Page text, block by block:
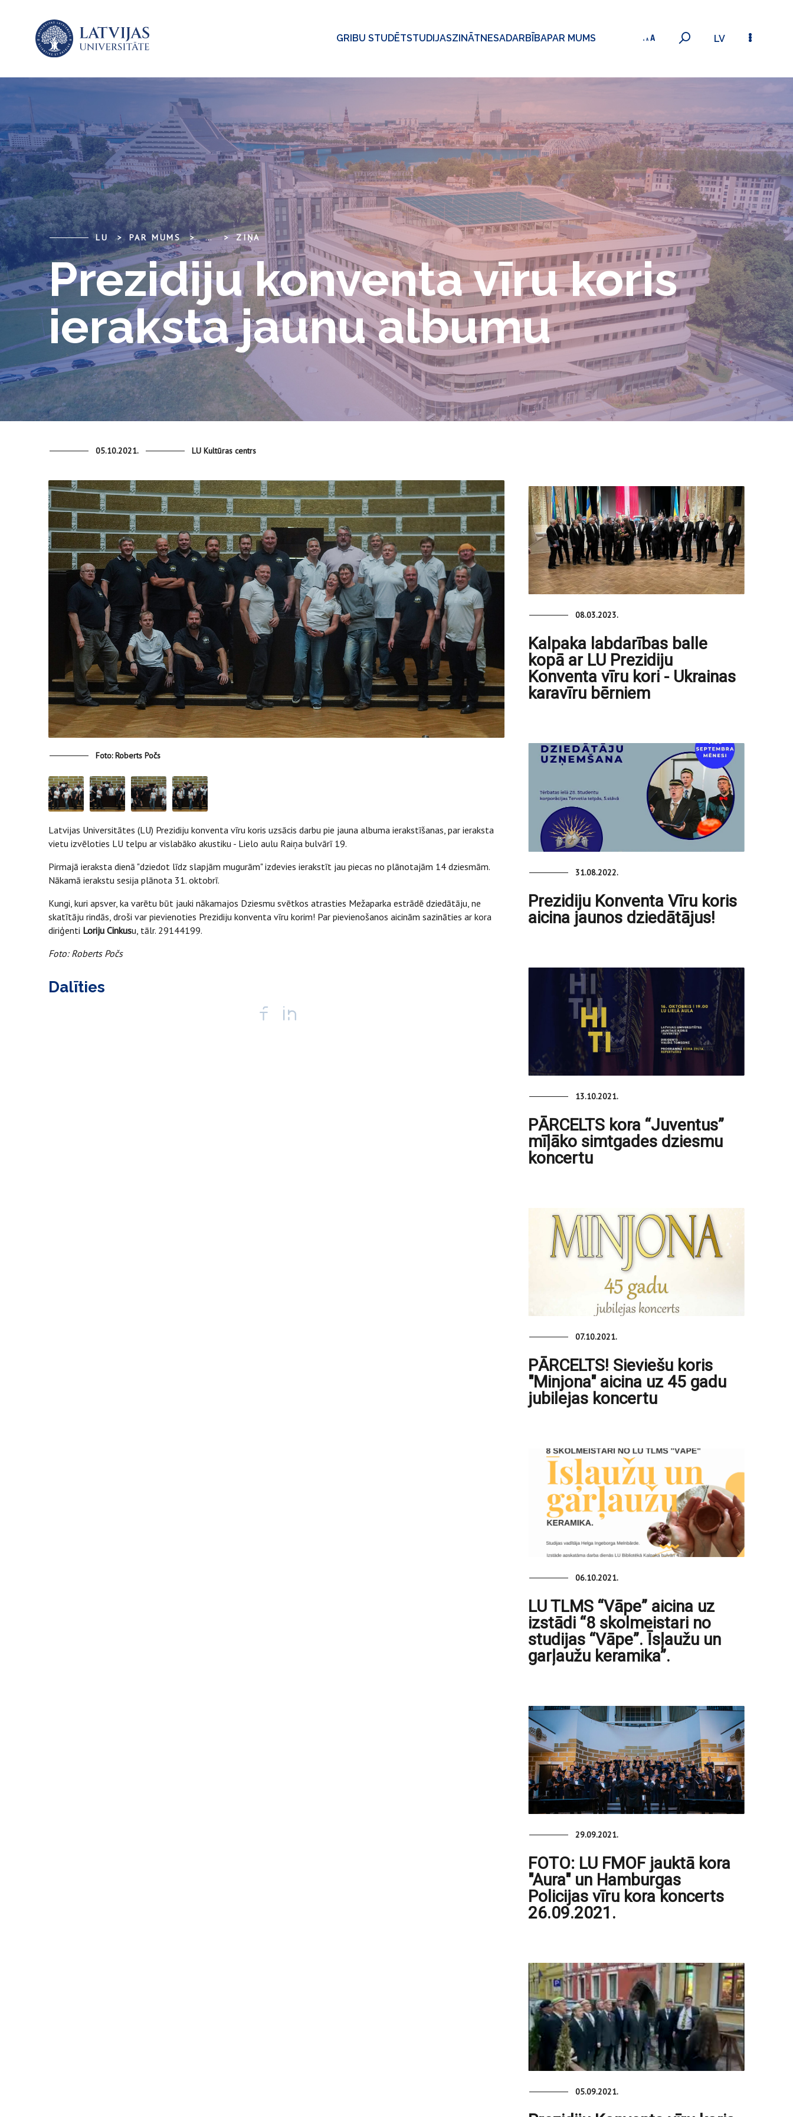
GRIBU STUDĒTSTUDIJASZINĀTNESADARBĪBAPAR MUMS LV
LU PAR MUMS ... ZIŅA
Prezidiju konventa vīru koris
ieraksta jaunu albumu
05.10.2021. LU Kultūras centrs
Foto: Roberts Počs
Latvijas Universitātes (LU) Prezidiju konventa vīru koris uzsācis darbu pie jauna albuma ierakstīšanas, par ieraksta
vietu izvēloties LU telpu ar vislabāko akustiku - Lielo aulu Raiņa bulvārī 19.
Pirmajā ieraksta dienā "dziedot līdz slapjām mugurām" izdevies ierakstīt jau piecas no plānotajām 14 dziesmām.
Nākamā ierakstu sesija plānota 31. oktobrī.
Kungi, kuri apsver, ka varētu būt jauki nākamajos Dziesmu svētkos atrasties Mežaparka estrādē dziedātāju, ne
skatītāju rindās, droši var pievienoties Prezidiju konventa vīru korim! Par pievienošanos aicinām sazināties ar kora
diriģenti Loriju Cinkusu, tālr. 29144199.
Foto: Roberts Počs
Dalīties
08.03.2023.
Kalpaka labdarības balle
kopā ar LU Prezidiju
Konventa vīru kori - Ukrainas
karavīru bērniem
31.08.2022.
Prezidiju Konventa Vīru koris
aicina jaunos dziedātājus!
13.10.2021.
PĀRCELTS kora “Juventus”
mīļāko simtgades dziesmu
koncertu
07.10.2021.
PĀRCELTS! Sieviešu koris
"Minjona" aicina uz 45 gadu
jubilejas koncertu
06.10.2021.
LU TLMS “Vāpe” aicina uz
izstādi “8 skolmeistari no
studijas “Vāpe”. Īsļaužu un
garļaužu keramika”.
29.09.2021.
FOTO: LU FMOF jauktā kora
"Aura" un Hamburgas
Policijas vīru kora koncerts
26.09.2021.
05.09.2021.